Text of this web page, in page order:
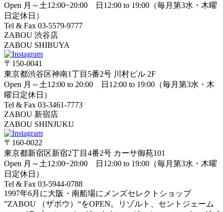
Open 月～土12:00~20:00 日12:00 to 19:00（毎月第3水・木曜
日定休日）
Tel & Fax 03-5579-9777
ZABOU 渋谷店
ZABOU SHIBUYA
〒150-0041
東京都渋谷区神南1丁目5番2号 川村ビル 2F
Open 月～土12:00 to 20:00 日12:00 to 19:00（毎月第3水・木
曜日定休日）
Tel & Fax 03-3461-7773
ZABOU 新宿店
ZABOU SHINJUKU
〒160-0022
東京都新宿区新宿2丁目4番2号 カーサ御苑101
Open 月～土12:00~20:00 日12:00 to 19:00（毎月第3水・木曜
日定休日）
Tel & Fax 03-5944-0788
1997年6月に大阪・南船場にメンズセレクトショップ
”ZABOU （ザボウ）“をOPEN。リゾルト、セントジェーム